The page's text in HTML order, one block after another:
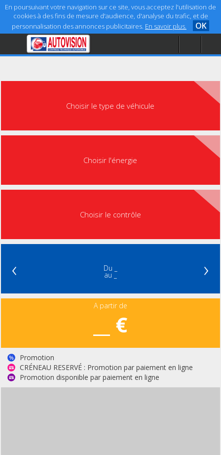
En poursuivant votre navigation sur ce site, vous acceptez l'utilisation de
cookies à des fins de mesure d'audience, d'analyse du trafic, et de
personnalisation des annonces publicitaires. En savoir plus. OK
Accueil
Aide
Choisir le type de véhicule
Choisir l'énergie
Choisir le contrôle
‹ Du _
au _ ›
A partir de
__ €
Promotion
CRÉNEAU RESERVÉ : Promotion par paiement en ligne
Promotion disponible par paiement en ligne